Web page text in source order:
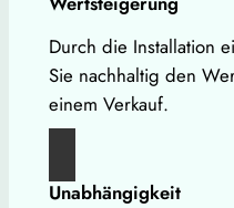
Durch die Installation
Sie nachhaltig den
einem Verkauf.
Unabhängigkeit